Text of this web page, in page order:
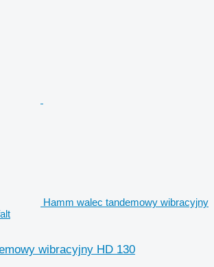
Hamm walec tandemowy wibracyjny
wibracyjny HD 130